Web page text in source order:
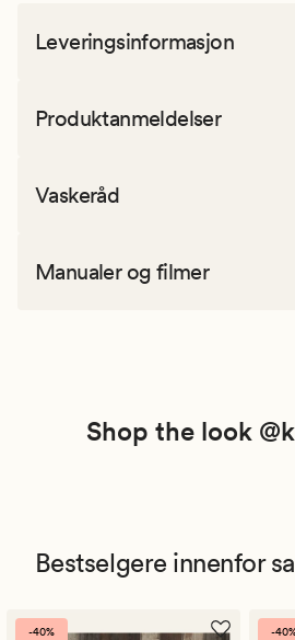
Leveringsinformasjon
Produktanmeldelser
Vaskeråd
Manualer og filmer
Shop the look
Bestselgere innenfor
-40% -